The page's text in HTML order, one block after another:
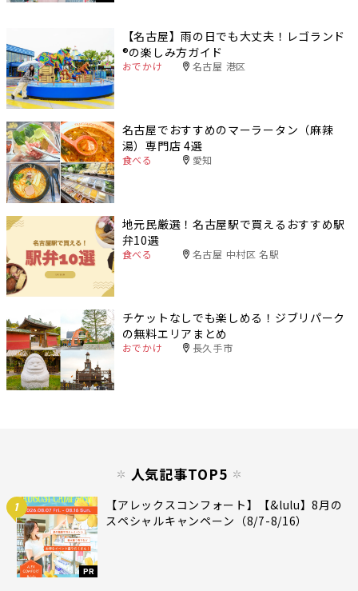
【名古屋】雨の日でも大丈夫！レゴランド
®️の楽しみ方ガイド
おでかけ 名古屋 港区
名古屋でおすすめのマーラータン（麻辣
湯）専門店 4選
食べる 愛知
地元民厳選！名古屋駅で買えるおすすめ駅
弁10選
食べる 名古屋 中村区 名駅
チケットなしでも楽しめる！ジブリパーク
の無料エリアまとめ
おでかけ 長久手市
人気記事TOP5
1
PR
【アレックスコンフォート】【&lulu】8月の
スペシャルキャンペーン（8/7-8/16）